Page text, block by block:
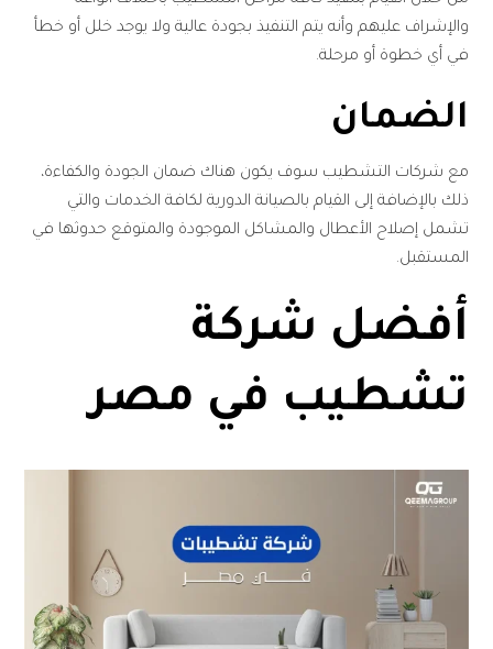
والإشراف عليهم وأنه يتم التنفيذ بجودة عالية ولا يوجد خلل أو خطأ
في أي خطوة أو مرحلة.
الضمان
مع شركات التشطيب سوف يكون هناك ضمان الجودة والكفاءة،
ذلك بالإضافة إلى القيام بالصيانة الدورية لكافة الخدمات والتي
تشمل إصلاح الأعطال والمشاكل الموجودة والمتوقع حدوثها في
المستقبل.
أفضل شركة
تشطيب في مصر